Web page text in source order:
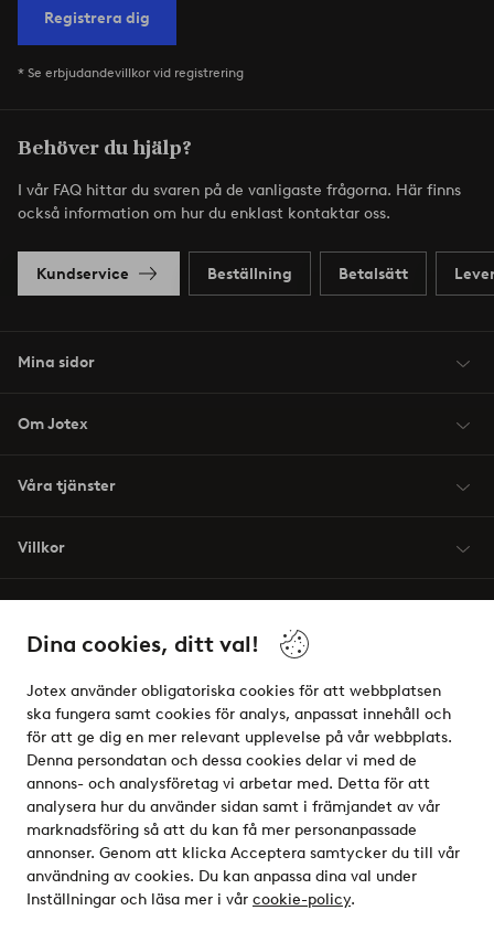
Dina cookies, ditt val!
Jotex använder obligatoriska cookies för att webbplatsen
ska fungera samt cookies för analys, anpassat innehåll och
för att ge dig en mer relevant upplevelse på vår webbplats.
Denna persondatan och dessa cookies delar vi med de
annons- och analysföretag vi arbetar med. Detta för att
analysera hur du använder sidan samt i främjandet av vår
marknadsföring så att du kan få mer personanpassade
annonser. Genom att klicka Acceptera samtycker du till vår
användning av cookies. Du kan anpassa dina val under
Inställningar och läsa mer i vår cookie-policy.
Registrera dig
* Se erbjudandevillkor vid registrering
Behöver du hjälp?
I vår FAQ hittar du svaren på de vanligaste frågorna. Här finns
också information om hur du enklast kontaktar oss.
Kundservice Beställning Betalsätt
Mina sidor
Om Jotex
Våra tjänster
Villkor
Säkra betalningar - Betala direkt eller dela upp
Vill du veta mer om våra betalalternativ?
elpy